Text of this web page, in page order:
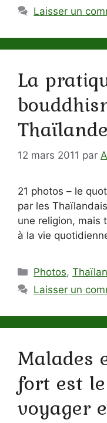
Laisser un
La
Thaïlande
12 mars 2011 par
21 photos – le
par les
une religion, mais
à la vie
Catégories
Photos,
Laisser un
Malades
fort est
voyager